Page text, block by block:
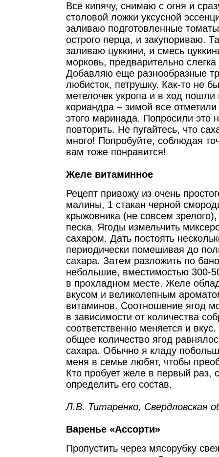
Всё кипячу, снимаю с огня и
столовой ложки уксусной
заливаю подготовленные
острого перца, и закупориваю.
заливаю цуккини, и смесь
морковь, предварительно
Добавляю еще разнообразные
любисток, петрушку. Как-то не
метелочек укропа и в ход пошли
кориандра – зимой все
этого маринада. Попросили это
повторить. Не пугайтесь, что
много! Попробуйте, соблюдая
вам тоже понравится!
Желе витаминное
Рецепт привожу из очень
малины, 1 стакан черной
крыжовника (не совсем зрелого),
песка. Ягоды измельчить
сахаром. Дать постоять
периодически помешивая до
сахара. Затем разложить по
небольшие, вместимостью 300-
в прохладном месте. Желе
вкусом и великолепным
витаминов. Соотношение ягод
в зависимости от количества
соответственно меняется и
общее количество ягод
сахара. Обычно я кладу
меня в семье любят, чтобы
Кто пробует желе в первый раз,
определить его состав.
Л.В. Титаренко, Свердловская
Варенье «Ассорти»
Пропустить через мясорубку